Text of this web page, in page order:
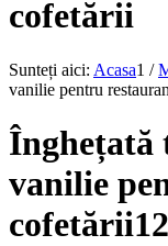
cofetării
Sunteți aici: Acasa1 /
vanilie pentru
Înghețată
vanilie